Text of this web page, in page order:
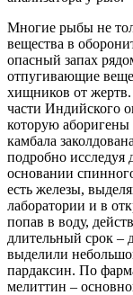
Многие рыбы не
вещества в
опасный запах
отпугивающие
хищников от жертв.
части Индийского
которую
камбала
подробно
основании
есть железы,
лаборатории и в
попав в воду,
длительный срок –
выделили
пардаксин. По
мелиттин –